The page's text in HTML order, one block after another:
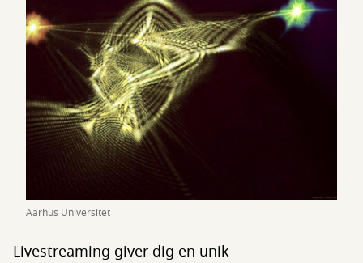
Aarhus Universitet
Livestreaming giver dig en unik